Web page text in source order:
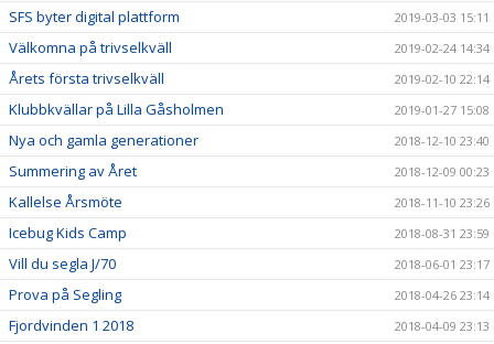
SFS byter digital plattform 2019-03-03 15:11
Välkomna på trivselkväll 2019-02-24 14:34
Årets första trivselkväll 2019-02-10 22:14
Klubbkvällar på Lilla Gåsholmen 2019-01-27 15:08
Nya och gamla generationer 2018-12-10 23:40
Summering av Året 2018-12-09 00:23
Kallelse Årsmöte 2018-11-10 23:26
Icebug Kids Camp 2018-08-31 23:59
Vill du segla J/70 2018-06-01 23:17
Prova på Segling 2018-04-26 23:14
Fjordvinden 1 2018 2018-04-09 23:13